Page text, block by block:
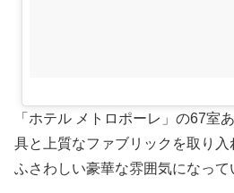
「ホテル メトロポーレ」の67室
具と上質なファブリックを取り
ふさわしい豪華な雰囲気になって